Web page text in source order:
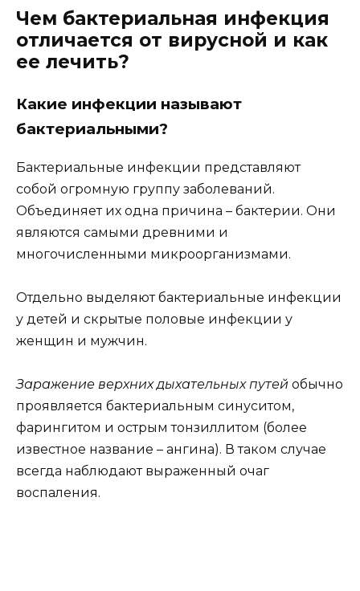
Чем бактериальная инфекция
отличается от вирусной и как
ее лечить?
Какие инфекции называют
бактериальными?
Бактериальные инфекции представляют
собой огромную группу заболеваний.
Объединяет их одна причина – бактерии. Они
являются самыми древними и
многочисленными микроорганизмами.
Отдельно выделяют бактериальные инфекции
у детей и скрытые половые инфекции у
женщин и мужчин.
Заражение верхних дыхательных путей обычно
проявляется бактериальным синуситом,
фарингитом и острым тонзиллитом (более
известное название – ангина). В таком случае
всегда наблюдают выраженный очаг
воспаления.